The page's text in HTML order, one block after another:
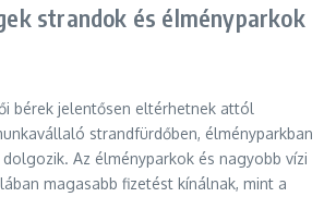
strandok és élményparkok
bérek jelentősen eltérhetnek attól
strandfürdőben, élményparkban
Az élményparkok és nagyobb vízi
magasabb fizetést kínálnak, mint a